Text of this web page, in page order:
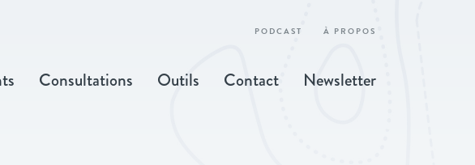
PODCAST À PROPOS
Consultations Outils Contact Newsletter